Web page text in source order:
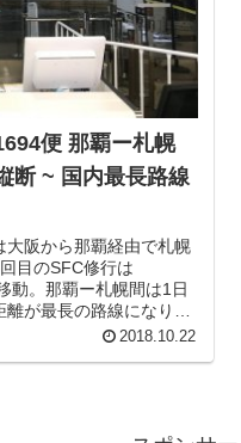
便 那覇ー札幌
断 ~ 国内最長路線
阪から那覇経由で札幌
目のSFC修行は
動。那覇ー札幌間は1日
が最長の路線になりま
2018.10.22